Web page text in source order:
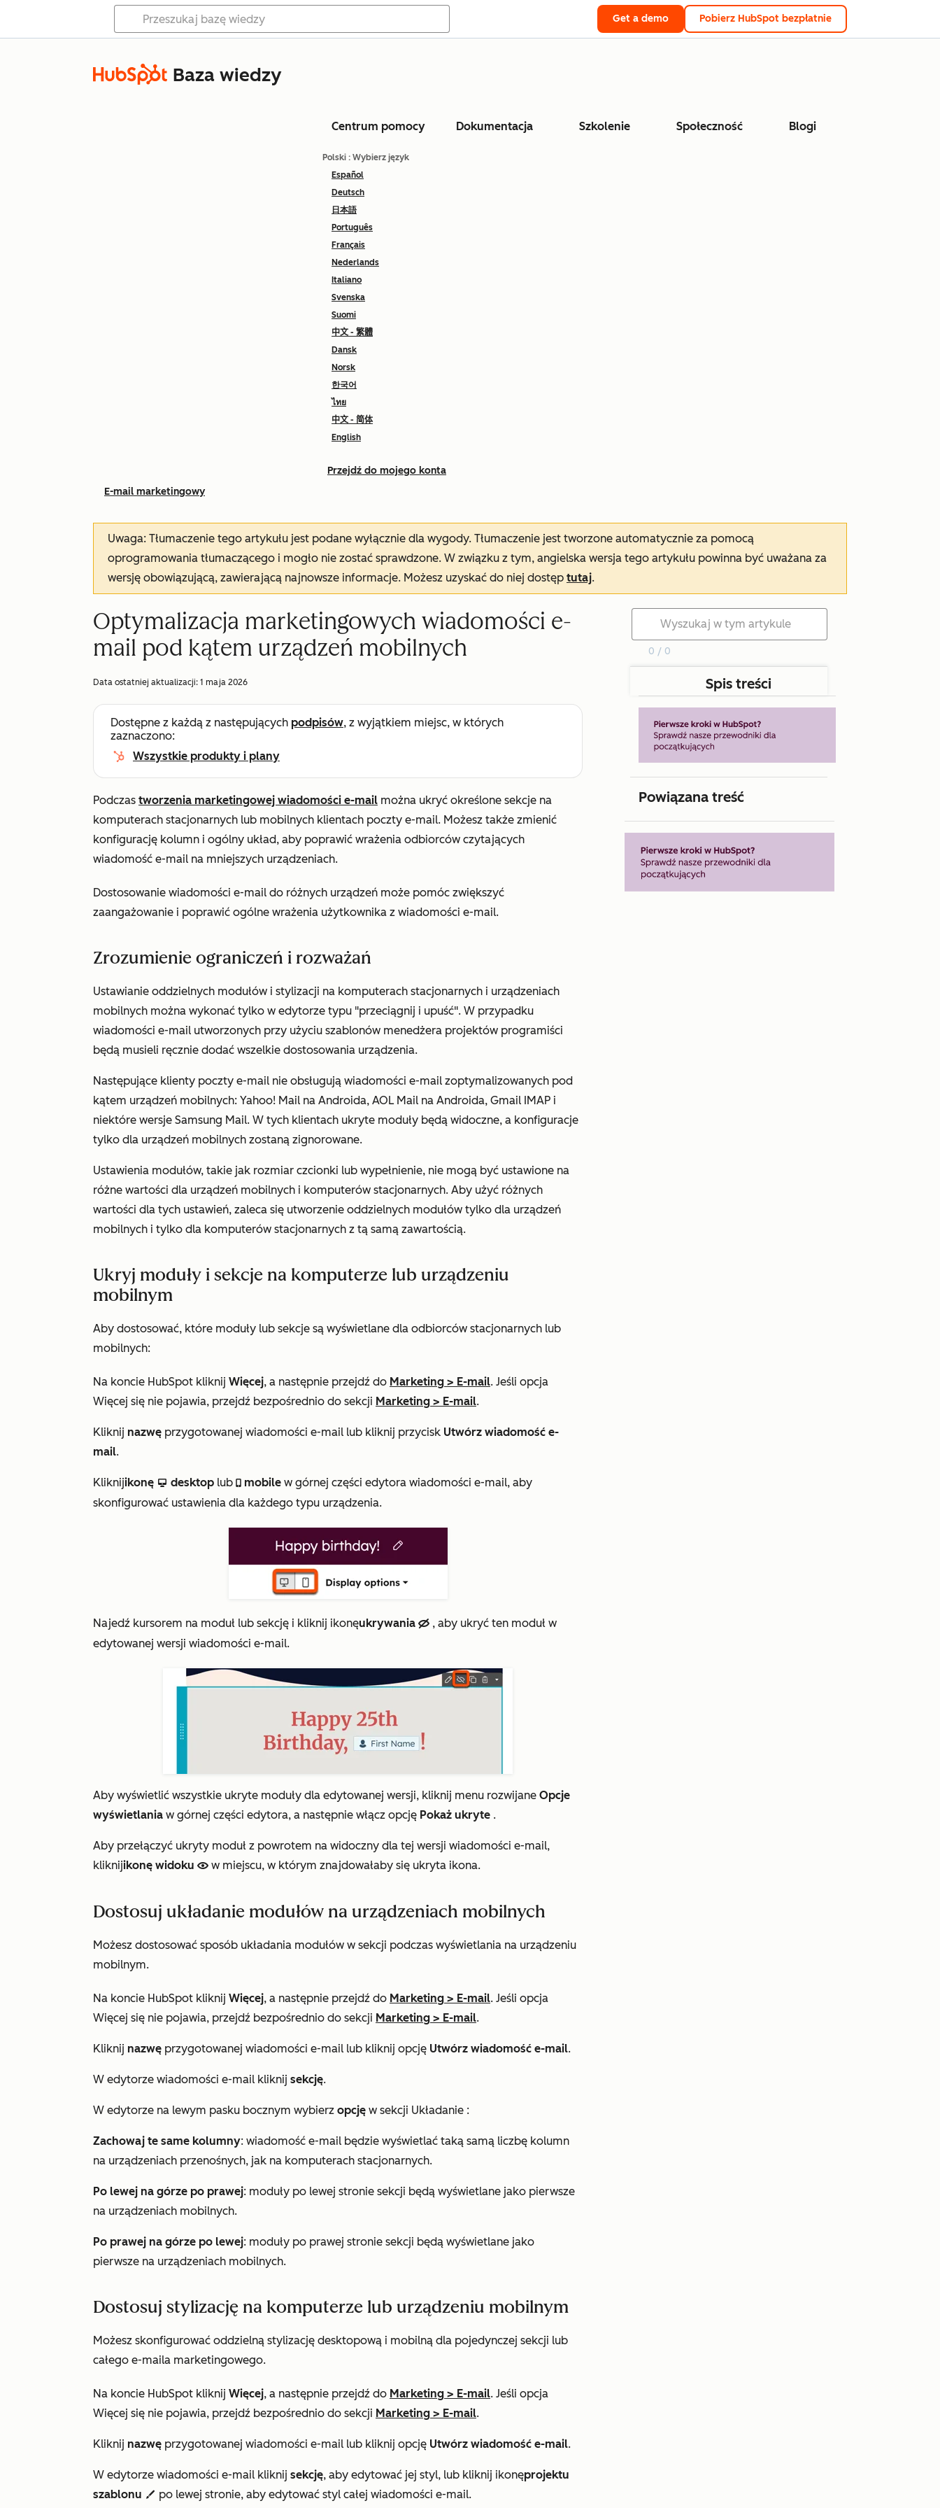
Get a demo Pobierz HubSpot bezpłatnie
Baza wiedzy
Centrum pomocy Dokumentacja Szkolenie Społeczność Blogi
Polski : Wybierz język
Español
Deutsch
日本語
Português
Français
Nederlands
Italiano
Svenska
Suomi
中文 - 繁體
Dansk
Norsk
한국어
ไทย
中文 - 简体
English
Przejdź do mojego konta
E-mail marketingowy
Uwaga: Tłumaczenie tego artykułu jest podane wyłącznie dla wygody. Tłumaczenie jest tworzone automatycznie za pomocą
oprogramowania tłumaczącego i mogło nie zostać sprawdzone. W związku z tym, angielska wersja tego artykułu powinna być uważana za
wersję obowiązującą, zawierającą najnowsze informacje. Możesz uzyskać do niej dostęp tutaj.
Optymalizacja marketingowych wiadomości e-
mail pod kątem urządzeń mobilnych
Data ostatniej aktualizacji: 1 maja 2026
Dostępne z każdą z następujących podpisów, z wyjątkiem miejsc, w których
zaznaczono:
Wszystkie produkty i plany
Podczas tworzenia marketingowej wiadomości e-mail można ukryć określone sekcje na
komputerach stacjonarnych lub mobilnych klientach poczty e-mail. Możesz także zmienić
konfigurację kolumn i ogólny układ, aby poprawić wrażenia odbiorców czytających
wiadomość e-mail na mniejszych urządzeniach.
Dostosowanie wiadomości e-mail do różnych urządzeń może pomóc zwiększyć
zaangażowanie i poprawić ogólne wrażenia użytkownika z wiadomości e-mail.
Zrozumienie ograniczeń i rozważań
Ustawianie oddzielnych modułów i stylizacji na komputerach stacjonarnych i urządzeniach
mobilnych można wykonać tylko w edytorze typu "przeciągnij i upuść". W przypadku
wiadomości e-mail utworzonych przy użyciu szablonów menedżera projektów programiści
będą musieli ręcznie dodać wszelkie dostosowania urządzenia.
Następujące klienty poczty e-mail nie obsługują wiadomości e-mail zoptymalizowanych pod
kątem urządzeń mobilnych: Yahoo! Mail na Androida, AOL Mail na Androida, Gmail IMAP i
niektóre wersje Samsung Mail. W tych klientach ukryte moduły będą widoczne, a konfiguracje
tylko dla urządzeń mobilnych zostaną zignorowane.
Ustawienia modułów, takie jak rozmiar czcionki lub wypełnienie, nie mogą być ustawione na
różne wartości dla urządzeń mobilnych i komputerów stacjonarnych. Aby użyć różnych
wartości dla tych ustawień, zaleca się utworzenie oddzielnych modułów tylko dla urządzeń
mobilnych i tylko dla komputerów stacjonarnych z tą samą zawartością.
Ukryj moduły i sekcje na komputerze lub urządzeniu
mobilnym
Aby dostosować, które moduły lub sekcje są wyświetlane dla odbiorców stacjonarnych lub
mobilnych:
Na koncie HubSpot kliknij Więcej, a następnie przejdź do Marketing > E-mail. Jeśli opcja
Więcej się nie pojawia, przejdź bezpośrednio do sekcji Marketing > E-mail.
Kliknij nazwę przygotowanej wiadomości e-mail lub kliknij przycisk Utwórz wiadomość e-
mail.
Kliknijikonę desktop desktop lub mobile mobile w górnej części edytora wiadomości e-mail, aby
skonfigurować ustawienia dla każdego typu urządzenia.
Najedź kursorem na moduł lub sekcję i kliknij ikonęukrywania hide , aby ukryć ten moduł w
edytowanej wersji wiadomości e-mail.
Aby wyświetlić wszystkie ukryte moduły dla edytowanej wersji, kliknij menu rozwijane Opcje
wyświetlania w górnej części edytora, a następnie włącz opcję Pokaż ukryte .
Aby przełączyć ukryty moduł z powrotem na widoczny dla tej wersji wiadomości e-mail,
kliknijikonę widoku view w miejscu, w którym znajdowałaby się ukryta ikona.
Dostosuj układanie modułów na urządzeniach mobilnych
Możesz dostosować sposób układania modułów w sekcji podczas wyświetlania na urządzeniu
mobilnym.
Na koncie HubSpot kliknij Więcej, a następnie przejdź do Marketing > E-mail. Jeśli opcja
Więcej się nie pojawia, przejdź bezpośrednio do sekcji Marketing > E-mail.
Kliknij nazwę przygotowanej wiadomości e-mail lub kliknij opcję Utwórz wiadomość e-mail.
W edytorze wiadomości e-mail kliknij sekcję.
W edytorze na lewym pasku bocznym wybierz opcję w sekcji Układanie :
Zachowaj te same kolumny: wiadomość e-mail będzie wyświetlać taką samą liczbę kolumn
na urządzeniach przenośnych, jak na komputerach stacjonarnych.
Po lewej na górze po prawej: moduły po lewej stronie sekcji będą wyświetlane jako pierwsze
na urządzeniach mobilnych.
Po prawej na górze po lewej: moduły po prawej stronie sekcji będą wyświetlane jako
pierwsze na urządzeniach mobilnych.
Dostosuj stylizację na komputerze lub urządzeniu mobilnym
Możesz skonfigurować oddzielną stylizację desktopową i mobilną dla pojedynczej sekcji lub
całego e-maila marketingowego.
Na koncie HubSpot kliknij Więcej, a następnie przejdź do Marketing > E-mail. Jeśli opcja
Więcej się nie pojawia, przejdź bezpośrednio do sekcji Marketing > E-mail.
Kliknij nazwę przygotowanej wiadomości e-mail lub kliknij opcję Utwórz wiadomość e-mail.
W edytorze wiadomości e-mail kliknij sekcję, aby edytować jej styl, lub kliknij ikonęprojektu
szablonu styles po lewej stronie, aby edytować styl całej wiadomości e-mail.
0 / 0
Spis treści
Powiązana treść